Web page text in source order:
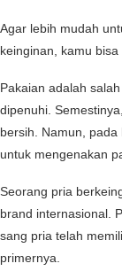
Agar lebih mudah
keinginan, kamu
Pakaian adalah
dipenuhi.
bersih. Namun,
untuk mengenakan
Seorang pria
brand internasional.
sang pria telah
primernya.